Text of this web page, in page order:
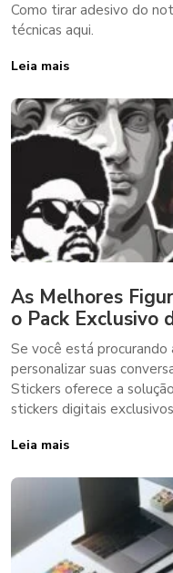
Como tirar adesivo do
técnicas aqui.
Leia mais
As Melhores
o Pack Exclusivo
Se você está procurando
personalizar suas
Stickers oferece a
stickers digitais
Leia mais